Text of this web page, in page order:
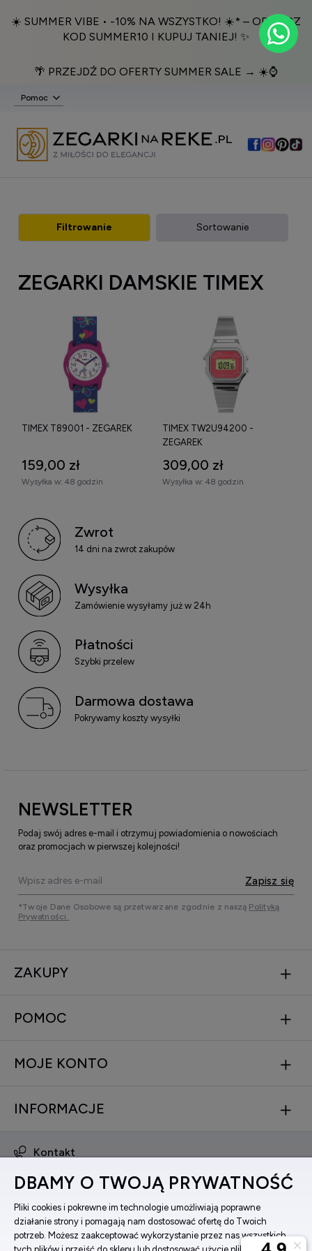
☀️ SUMMER VIBE • -10% NA WSZYSTKO! ☀️* – ODBIERZ
KOD SUMMER10 I KUPUJ TANIEJ! ✨
🌴 PRZEJDŹ DO OFERTY SUMMER SALE → ☀️⌚️
Pomoc
Filtrowanie Sortowanie
ZEGARKI DAMSKIE TIMEX
TIMEX T89001 - ZEGAREK
159,00 zł
Wysyłka w: 48 godzin
TIMEX TW2U94200 -
ZEGAREK
309,00 zł
Wysyłka w: 48 godzin
Zwrot
14 dni na zwrot zakupów
Wysyłka
Zamówienie wysyłamy już w 24h
Płatności
Szybki przelew
Darmowa dostawa
Pokrywamy koszty wysyłki
NEWSLETTER
Podaj swój adres e-mail i otrzymuj powiadomienia o nowościach
oraz promocjach w pierwszej kolejności!
Zapisz się
*Twoje Dane Osobowe są przetwarzane zgodnie z naszą Polityką
Prywatności.
ZAKUPY
POMOC
MOJE KONTO
INFORMACJE
Kontakt
ul. Bema 5, 33-100 Tarnów, woj. małopolskie
Facebook
Instagram
DBAMY O TWOJĄ PRYWATNOŚĆ
Pliki cookies i pokrewne im technologie umożliwiają poprawne
działanie strony i pomagają nam dostosować ofertę do Twoich
potrzeb. Możesz zaakceptować wykorzystanie przez nas wszystkich